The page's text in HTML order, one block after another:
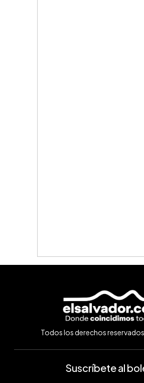
Todos los derechos
Suscríbete al